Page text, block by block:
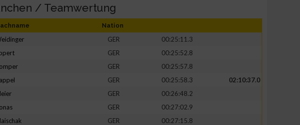
/ Teamwertung
Nation
GER
00:25:11.3
GER
00:25:52.8
GER
00:25:57.8
GER 00:25:58.3
02:10:37.0
GER
00:26:48.2
GER
00:27:02.9
GER
00:27:15.8